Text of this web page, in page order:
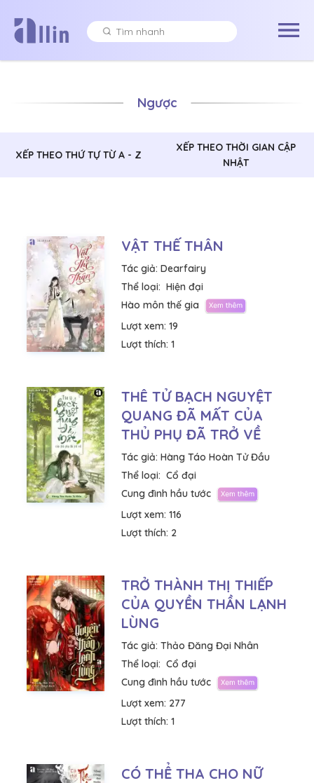
Ngược
XẾP THEO THỨ TỰ TỪ A - Z
XẾP THEO THỜI GIAN CẬP
NHẬT
VẬT THẾ THÂN
Tác giả: Dearfairy
Thể loại: Hiện đại
Hào môn thế gia
Lượt xem: 19
Lượt thích: 1
THÊ TỬ BẠCH NGUYỆT
QUANG ĐÃ MẤT CỦA
THỦ PHỤ ĐÃ TRỞ VỀ
Tác giả: Hàng Táo Hoàn Tử Đầu
Thể loại: Cổ đại
Cung đình hầu tước
Lượt xem: 116
Lượt thích: 2
TRỞ THÀNH THỊ THIẾP
CỦA QUYỀN THẦN LẠNH
LÙNG
Tác giả: Thảo Đăng Đại Nhân
Thể loại: Cổ đại
Cung đình hầu tước
Lượt xem: 277
Lượt thích: 1
CÓ THỂ THA CHO NỮ